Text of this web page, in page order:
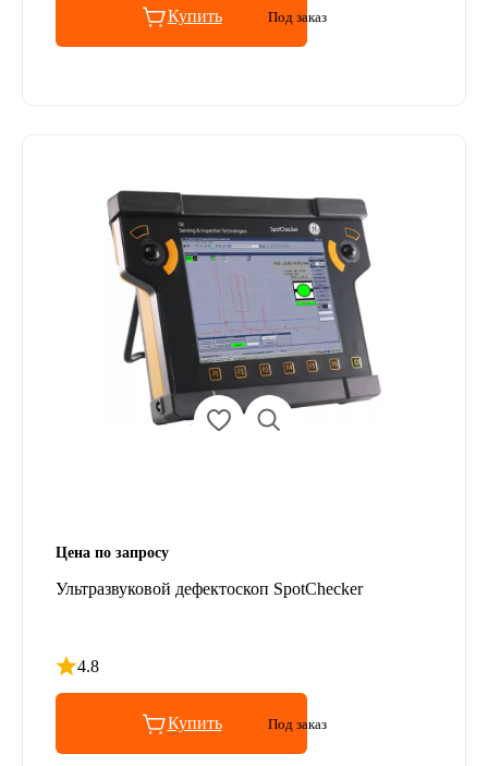
Купить Под заказ
Цена по запросу
Ультразвуковой дефектоскоп SpotChecker
4.8
Рейтинг 4.8 из 5
Купить Под заказ